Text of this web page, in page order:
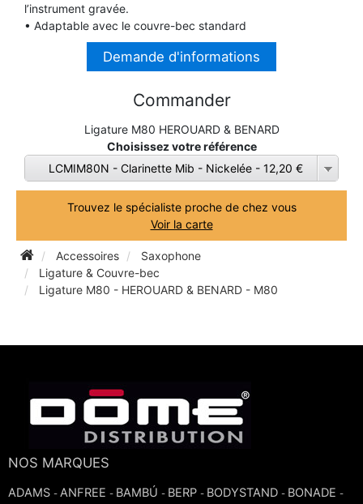
TROMPETTE CORNET BUGLE
FLÛTE À BEC
MICROPHONE & ENREGISTREUR
PARTITION
PIANO
SAXHORN EUPHONIUM
TROMPETTE CORNET BUGLE
TUBA
TUBA
TROMPETTE CORNET BUGLE
l’instrument gravée.
• Adaptable avec le couvre-bec standard
Demande d'informations
Commander
Ligature M80 HEROUARD & BENARD
Choisissez votre référence
LCMIM80N - Clarinette Mib - Nickelée - 12,20 €
Trouvez le spécialiste proche de chez vous
Voir la carte
Accessoires
Saxophone
Ligature & Couvre-bec
Ligature M80 - HEROUARD & BENARD - M80
NOS MARQUES
ADAMS - ANFREE - BAMBÚ - BERP - BODYSTAND - BONADE -